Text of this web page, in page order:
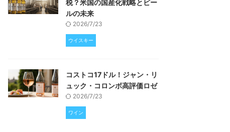
税？米国の国産化戦略とビー
ルの未来
2026/7/23
ウイスキー
コストコ17ドル！ジャン・リ
ュック・コロンボ高評価ロゼ
2026/7/23
ワイン